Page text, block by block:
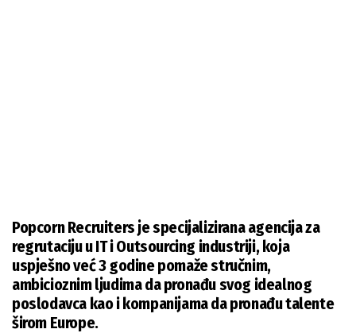
Popcorn Recruiters je specijalizirana agencija za
regrutaciju u IT i Outsourcing industriji, koja
uspješno već 3 godine pomaže stručnim,
ambicioznim ljudima da pronađu svog idealnog
poslodavca kao i kompanijama da pronađu talente
širom Europe.